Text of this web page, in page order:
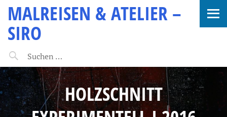
MALREISEN & ATELIER –
SIRO
HOLZSCHNITT